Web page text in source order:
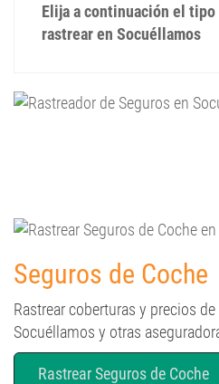
Elija a continuación el tipo
rastrear en Socuéllamos
Seguros de Coche
Rastrear coberturas y precios
Socuéllamos y otras
Rastrear Seguros de Coche